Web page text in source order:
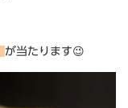
が当たります😉